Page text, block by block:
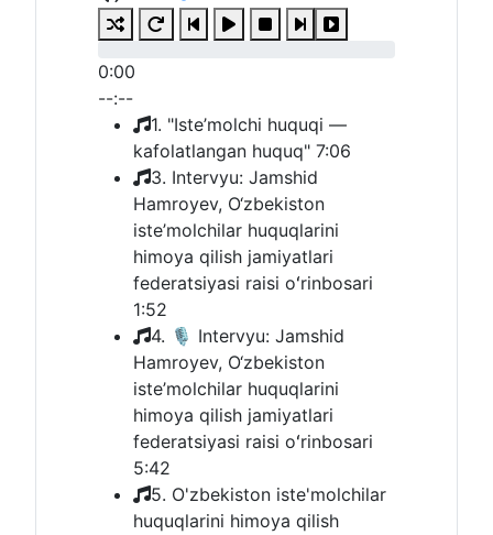
0:00
--:--
1. "Iste’molchi huquqi —
kafolatlangan huquq" 7:06
3. Intervyu: Jamshid
Hamroyev, O‘zbekiston
iste’molchilar huquqlarini
himoya qilish jamiyatlari
federatsiyasi raisi oʻrinbosari
1:52
4. 🎙 Intervyu: Jamshid
Hamroyev, O‘zbekiston
iste’molchilar huquqlarini
himoya qilish jamiyatlari
federatsiyasi raisi oʻrinbosari
5:42
5. O'zbekiston iste'molchilar
huquqlarini himoya qilish